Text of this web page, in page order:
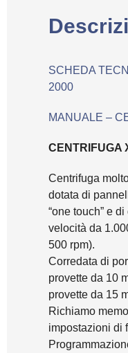
SCHEDA
2000
MANUALE –
CENTRIFUGA
Centrifuga
dotata di
“one touch” e
velocità da
500 rpm).
Corredata di
provette da 10
provette da 15
Richiamo
impostazioni di